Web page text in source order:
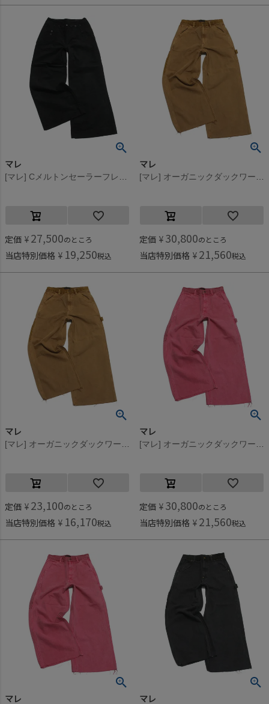
マレ
定価 ¥ 27,500のところ
当店特別価格 ¥ 19,250税込
マレ
定価 ¥ 30,800のところ
当店特別価格 ¥ 21,560税込
マレ
定価 ¥ 23,100のところ
当店特別価格 ¥ 16,170税込
マレ
定価 ¥ 30,800のところ
当店特別価格 ¥ 21,560税込
マレ マレ